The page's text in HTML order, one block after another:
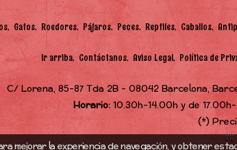
Gatos Roedores Pájaros Peces Reptiles Caballos
Ir arriba Contáctanos Aviso Legal Política de
C/ Lorena, 85-87 Tda 2B - 08042 Barcelona,
Horario:10.30h-14.00h y de
(*)
mejorar la experiencia de navegación, y obtener